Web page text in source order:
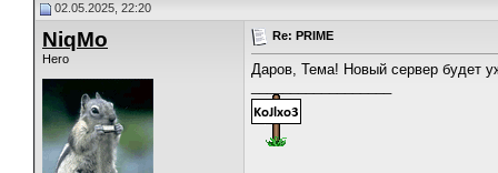
02.05.2025, 22:20
NiqMo
Hero
Re: PRIME
Даров, Тема! Новый сервер будет